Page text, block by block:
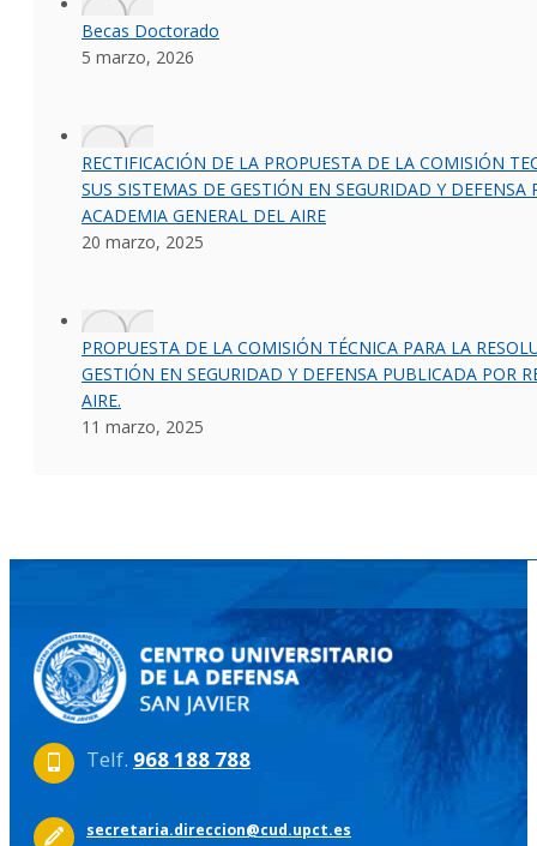
Becas Doctorado
5 marzo, 2026
RECTIFICACIÓN DE LA PROPUESTA DE LA COMISIÓN
SUS SISTEMAS DE GESTIÓN EN SEGURIDAD Y
ACADEMIA GENERAL DEL AIRE
20 marzo, 2025
PROPUESTA DE LA COMISIÓN TÉCNICA PARA LA
GESTIÓN EN SEGURIDAD Y DEFENSA PUBLICADA POR
AIRE.
11 marzo, 2025
Telf. 968 188 788
secretaria.direccion@cud.upct.es